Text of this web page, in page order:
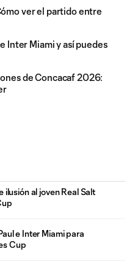
ver el partido entre
Inter Miami y así puedes
de Concacaf 2026:
ilusión al joven Real Salt
e Inter Miami para
Cup